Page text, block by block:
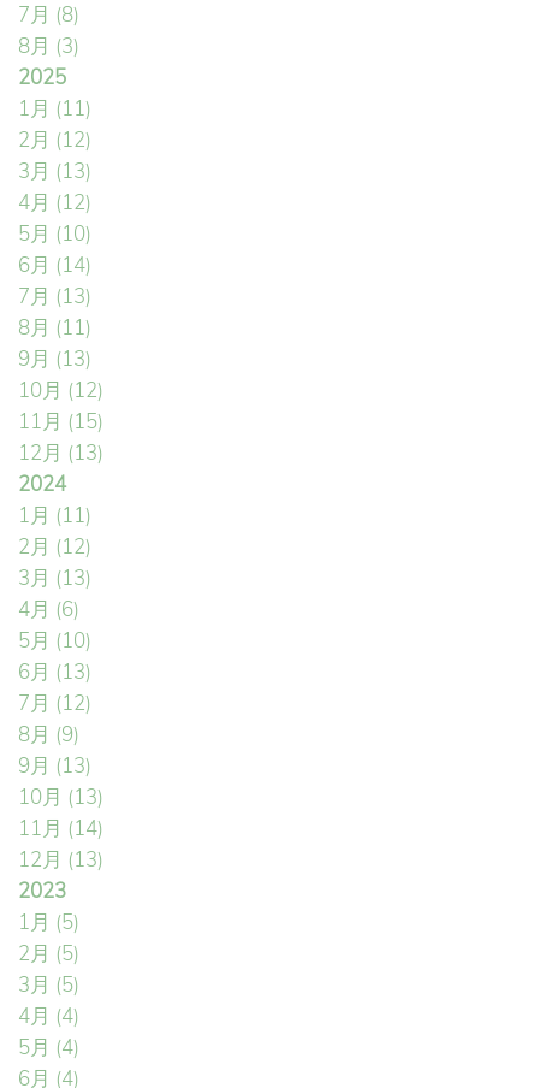
7月 (8)
8月 (3)
2025
1月 (11)
2月 (12)
3月 (13)
4月 (12)
5月 (10)
6月 (14)
7月 (13)
8月 (11)
9月 (13)
10月 (12)
11月 (15)
12月 (13)
2024
1月 (11)
2月 (12)
3月 (13)
4月 (6)
5月 (10)
6月 (13)
7月 (12)
8月 (9)
9月 (13)
10月 (13)
11月 (14)
12月 (13)
2023
1月 (5)
2月 (5)
3月 (5)
4月 (4)
5月 (4)
6月 (4)